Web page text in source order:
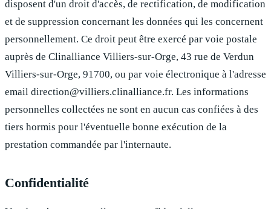
disposent d'un droit d'accès, de rectification, de modification
et de suppression concernant les données qui les concernent
personnellement. Ce droit peut être exercé par voie postale
auprès de Clinalliance Villiers-sur-Orge, 43 rue de Verdun
Villiers-sur-Orge, 91700, ou par voie électronique à l'adresse
email direction@villiers.clinalliance.fr. Les informations
personnelles collectées ne sont en aucun cas confiées à des
tiers hormis pour l'éventuelle bonne exécution de la
prestation commandée par l'internaute.
Confidentialité